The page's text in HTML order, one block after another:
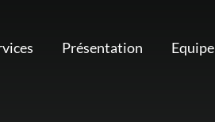
Présentation Equipe